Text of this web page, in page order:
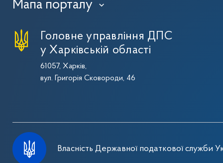
Мапа порталу ›
Головне управління ДПС
у Харківській області
61057, Харків,
вул. Григорія Сковороди, 46
Власність Державної податкової служби